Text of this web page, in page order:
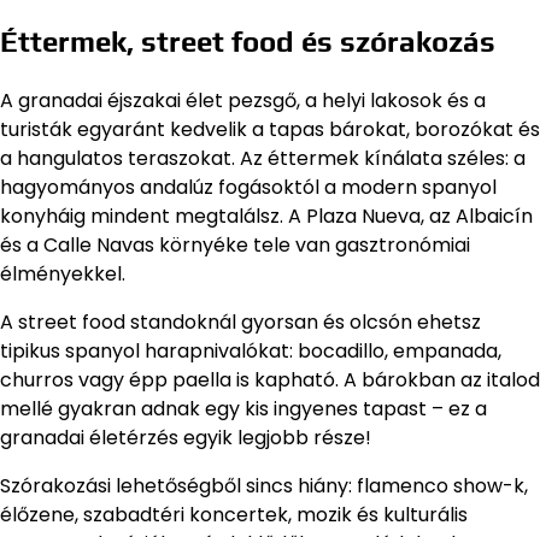
Éttermek, street food és szórakozás
A granadai éjszakai élet pezsgő, a helyi lakosok és a
turisták egyaránt kedvelik a tapas bárokat, borozókat és
a hangulatos teraszokat. Az éttermek kínálata széles: a
hagyományos andalúz fogásoktól a modern spanyol
konyháig mindent megtalálsz. A Plaza Nueva, az Albaicín
és a Calle Navas környéke tele van gasztronómiai
élményekkel.
A street food standoknál gyorsan és olcsón ehetsz
tipikus spanyol harapnivalókat: bocadillo, empanada,
churros vagy épp paella is kapható. A bárokban az italod
mellé gyakran adnak egy kis ingyenes tapast – ez a
granadai életérzés egyik legjobb része!
Szórakozási lehetőségből sincs hiány: flamenco show-k,
élőzene, szabadtéri koncertek, mozik és kulturális